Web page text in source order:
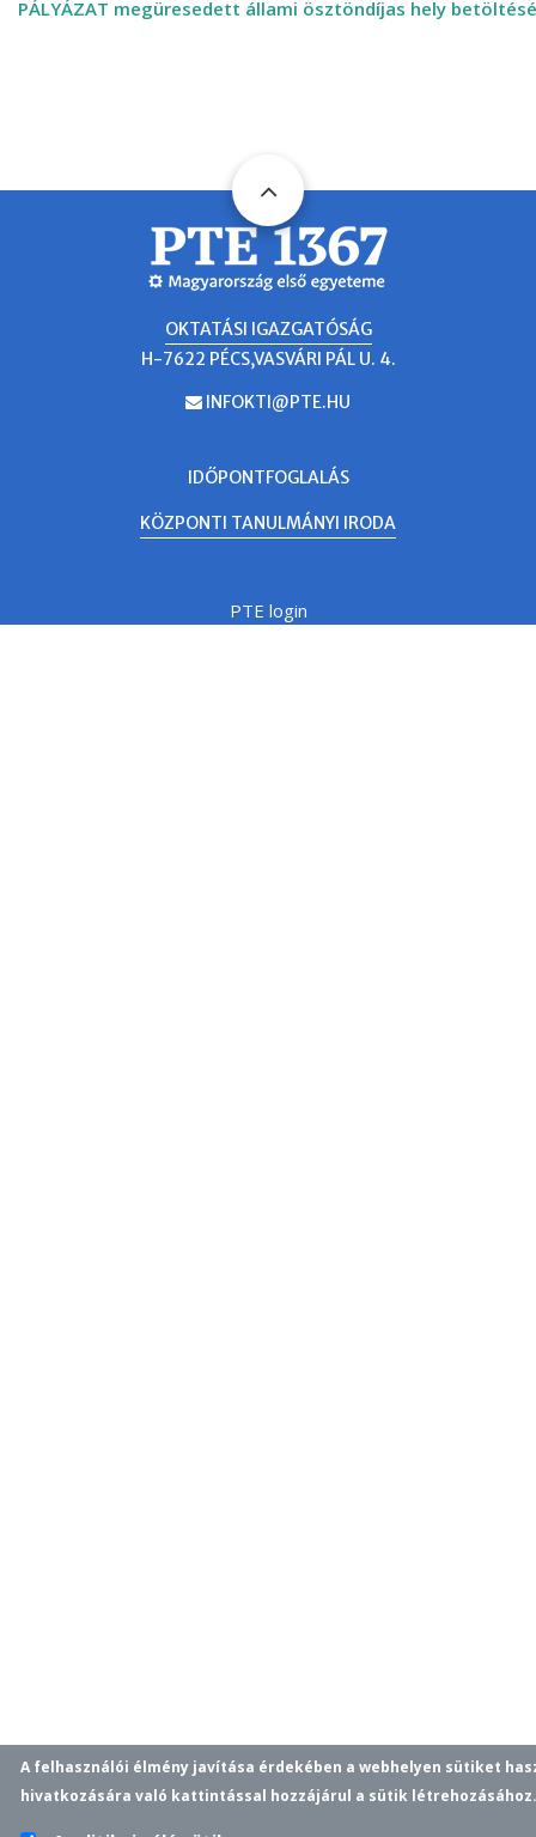
PÁLYÁZAT megüresedett állami ösztöndíjas hely
OKTATÁSI IGAZGATÓSÁG
H-7622 PÉCS,VASVÁRI PÁL U. 4.
EMAIL
INFOKTI@PTE.HU
IDŐPONTFOGLALÁS
KÖZPONTI TANULMÁNYI IRODA
PTE login
A felhasználói élmény javítása érdekében a webhelyen sütiket
hivatkozására való kattintással hozzájárul a sütik létrehozásához.